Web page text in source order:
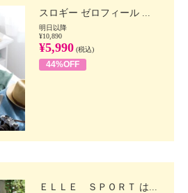
スロギー ゼロフィール ...
明日以降
¥10,890
¥5,990 (税込)
44%OFF
ＥＬＬＥ ＳＰＯＲＴ は...